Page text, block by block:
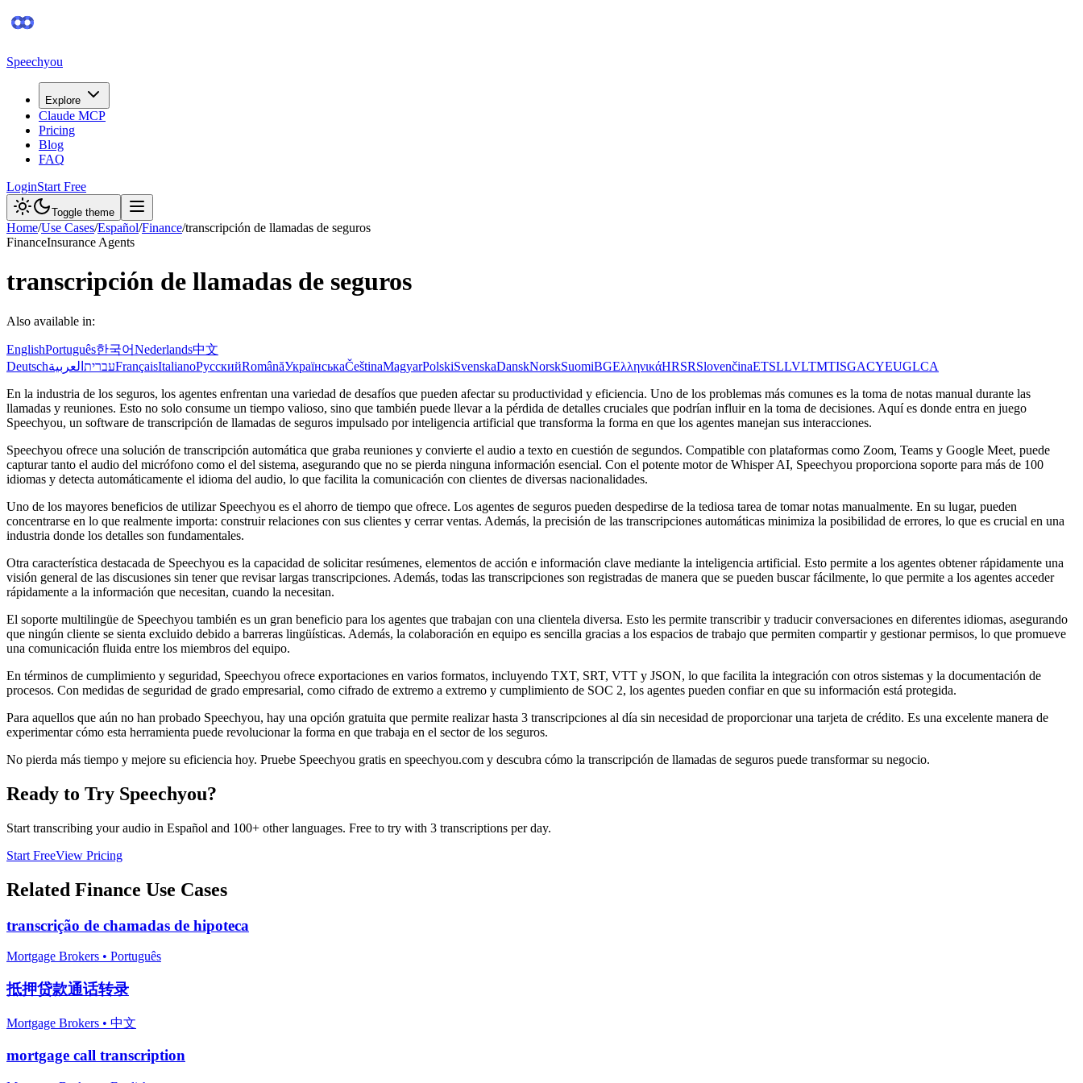
Speechyou
Explore
Claude MCP
Pricing
Blog
FAQ
LoginStart Free
Toggle theme
Home/Use Cases/Español/Finance/transcripción de llamadas de seguros
FinanceInsurance Agents
transcripción de llamadas de seguros
Also available in:
EnglishPortuguês한국어Nederlands中文
Deutsch
עברית العربية FrançaisItalianoРусскийRomânăУкраїнськаČeštinaMagyarPolskiSvenskaDanskNorskSuomiBGΕλληνικάHRSRSlovenčinaETSLLVLTMTISGACYEUGLCA
En la industria de los seguros, los agentes enfrentan una variedad de desafíos que pueden afectar su productividad y eficiencia. Uno de los problemas más comunes es la toma de notas manual durante las
llamadas y reuniones. Esto no solo consume un tiempo valioso, sino que también puede llevar a la pérdida de detalles cruciales que podrían influir en la toma de decisiones. Aquí es donde entra en juego
Speechyou, un software de transcripción de llamadas de seguros impulsado por inteligencia artificial que transforma la forma en que los agentes manejan sus interacciones.
Speechyou ofrece una solución de transcripción automática que graba reuniones y convierte el audio a texto en cuestión de segundos. Compatible con plataformas como Zoom, Teams y Google Meet, puede
capturar tanto el audio del micrófono como el del sistema, asegurando que no se pierda ninguna información esencial. Con el potente motor de Whisper AI, Speechyou proporciona soporte para más de 100
idiomas y detecta automáticamente el idioma del audio, lo que facilita la comunicación con clientes de diversas nacionalidades.
Uno de los mayores beneficios de utilizar Speechyou es el ahorro de tiempo que ofrece. Los agentes de seguros pueden despedirse de la tediosa tarea de tomar notas manualmente. En su lugar, pueden
concentrarse en lo que realmente importa: construir relaciones con sus clientes y cerrar ventas. Además, la precisión de las transcripciones automáticas minimiza la posibilidad de errores, lo que es crucial en una
industria donde los detalles son fundamentales.
Otra característica destacada de Speechyou es la capacidad de solicitar resúmenes, elementos de acción e información clave mediante la inteligencia artificial. Esto permite a los agentes obtener rápidamente una
visión general de las discusiones sin tener que revisar largas transcripciones. Además, todas las transcripciones son registradas de manera que se pueden buscar fácilmente, lo que permite a los agentes acceder
rápidamente a la información que necesitan, cuando la necesitan.
El soporte multilingüe de Speechyou también es un gran beneficio para los agentes que trabajan con una clientela diversa. Esto les permite transcribir y traducir conversaciones en diferentes idiomas, asegurando
que ningún cliente se sienta excluido debido a barreras lingüísticas. Además, la colaboración en equipo es sencilla gracias a los espacios de trabajo que permiten compartir y gestionar permisos, lo que promueve
una comunicación fluida entre los miembros del equipo.
En términos de cumplimiento y seguridad, Speechyou ofrece exportaciones en varios formatos, incluyendo TXT, SRT, VTT y JSON, lo que facilita la integración con otros sistemas y la documentación de
procesos. Con medidas de seguridad de grado empresarial, como cifrado de extremo a extremo y cumplimiento de SOC 2, los agentes pueden confiar en que su información está protegida.
Para aquellos que aún no han probado Speechyou, hay una opción gratuita que permite realizar hasta 3 transcripciones al día sin necesidad de proporcionar una tarjeta de crédito. Es una excelente manera de
experimentar cómo esta herramienta puede revolucionar la forma en que trabaja en el sector de los seguros.
No pierda más tiempo y mejore su eficiencia hoy. Pruebe Speechyou gratis en speechyou.com y descubra cómo la transcripción de llamadas de seguros puede transformar su negocio.
Ready to Try Speechyou?
Start transcribing your audio in Español and 100+ other languages. Free to try with 3 transcriptions per day.
Start FreeView Pricing
Related Finance Use Cases
transcrição de chamadas de hipoteca
Mortgage Brokers • Português
抵押贷款通话转录
Mortgage Brokers • 中文
mortgage call transcription